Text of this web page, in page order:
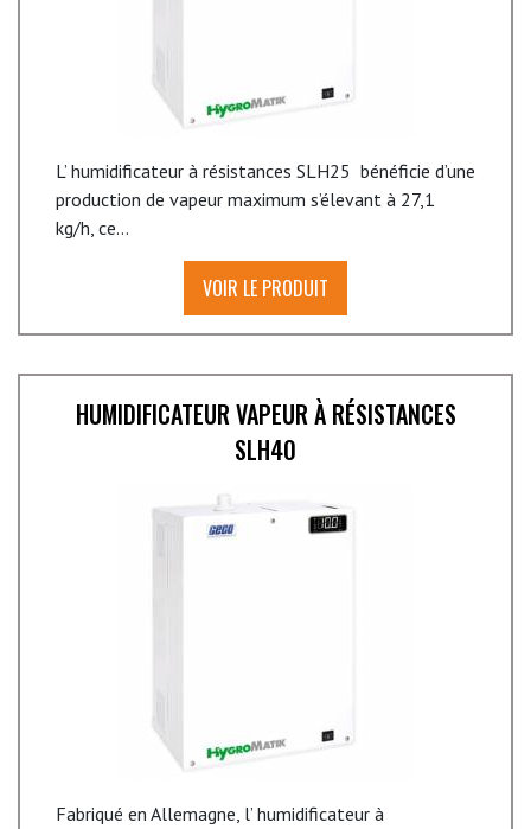
L’ humidificateur à résistances SLH25 bénéficie d’une
production de vapeur maximum s’élevant à 27,1
kg/h, ce...
VOIR LE PRODUIT
HUMIDIFICATEUR VAPEUR À RÉSISTANCES
SLH40
Fabriqué en Allemagne, l’ humidificateur à